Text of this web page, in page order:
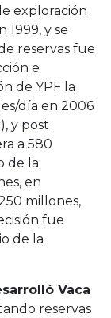
exploración
1999, y se
reservas fue
e
de YPF la
día en 2006
y post
a 580
de la
en
millones,
fue
de la
Vaca
reservas